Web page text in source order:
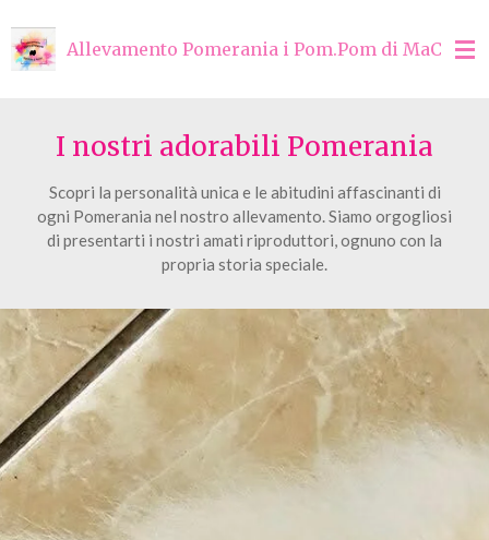
al
contenuto
Allevamento Pomerania i Pom.Pom di MaChrì
I nostri adorabili Pomerania
Scopri la personalità unica e le abitudini affascinanti di
ogni Pomerania nel nostro allevamento. Siamo orgogliosi
di presentarti i nostri amati riproduttori, ognuno con la
propria storia speciale.